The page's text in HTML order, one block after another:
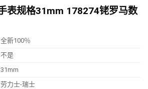
表规格31mm 178274铑罗马数
全新100％
不是
31mm
劳力士-瑞士